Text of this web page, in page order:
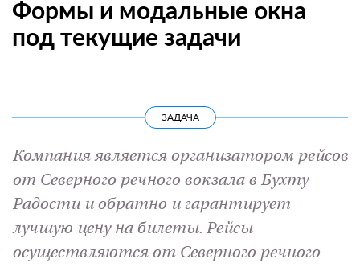
Формы и модальные окна
под текущие задачи
ЗАДАЧА
Компания является организатором рейсов
от Северного речного вокзала в Бухту
Радости и обратно и гарантирует
лучшую цену на билеты. Рейсы
осуществляются от Северного речного